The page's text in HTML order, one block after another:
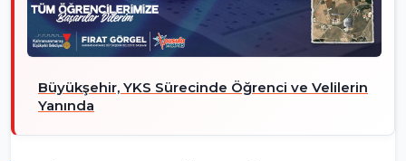
Büyükşehir, YKS Sürecinde Öğrenci ve Velilerin
Yanında